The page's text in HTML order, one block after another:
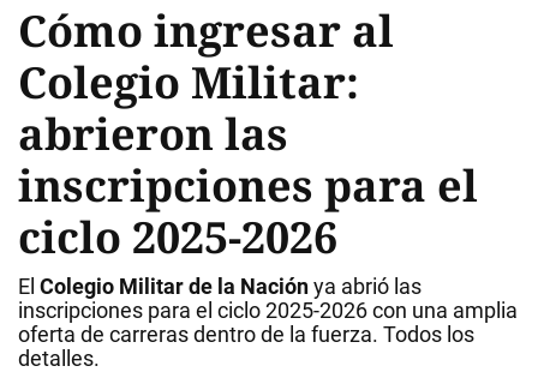
Cómo ingresar al
Colegio Militar:
abrieron las
inscripciones para el
ciclo 2025-2026
El Colegio Militar de la Naciónya abrió las
inscripciones para el ciclo 2025-2026 con una amplia
oferta de carreras dentro de la fuerza. Todos los
detalles.